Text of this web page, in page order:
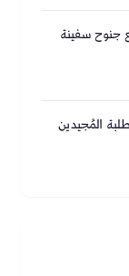
سفينة
المُجيدين